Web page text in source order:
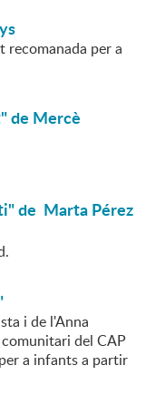
recomanada per a
de Mercè
de Marta Pérez
i de l'Anna
del CAP
a infants a partir